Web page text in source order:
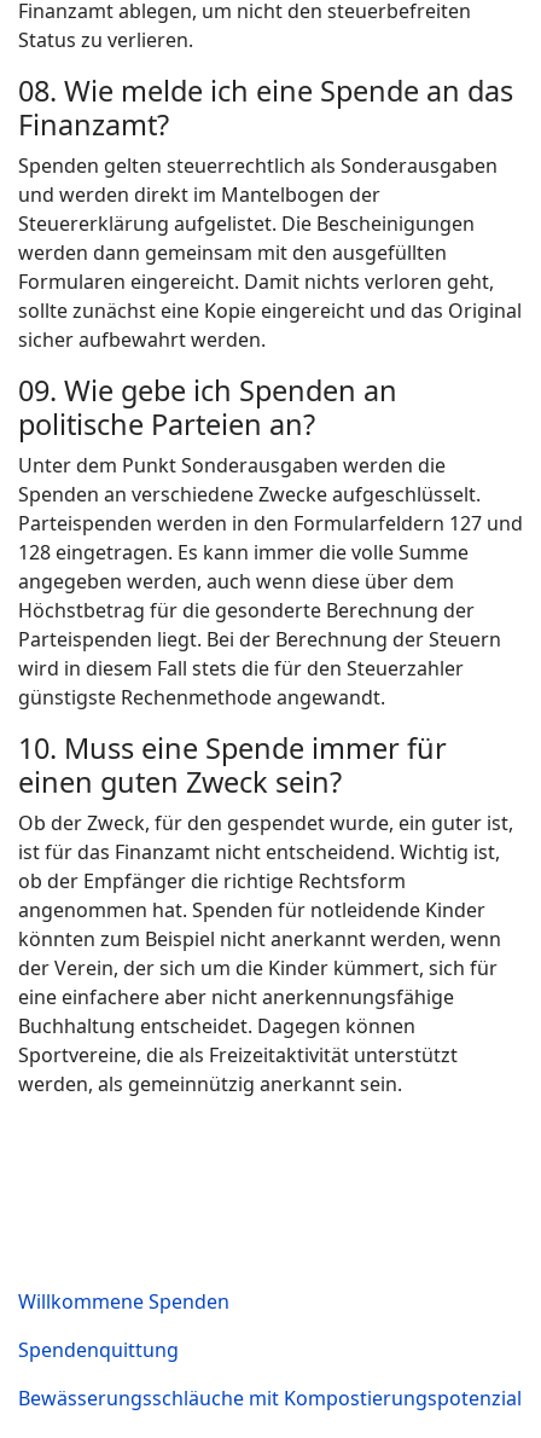
Finanzamt ablegen, um nicht den steuerbefreiten
Status zu verlieren.
08. Wie melde ich eine Spende an das
Finanzamt?
Spenden gelten steuerrechtlich als Sonderausgaben
und werden direkt im Mantelbogen der
Steuererklärung aufgelistet. Die Bescheinigungen
werden dann gemeinsam mit den ausgefüllten
Formularen eingereicht. Damit nichts verloren geht,
sollte zunächst eine Kopie eingereicht und das Original
sicher aufbewahrt werden.
09. Wie gebe ich Spenden an
politische Parteien an?
Unter dem Punkt Sonderausgaben werden die
Spenden an verschiedene Zwecke aufgeschlüsselt.
Parteispenden werden in den Formularfeldern 127 und
128 eingetragen. Es kann immer die volle Summe
angegeben werden, auch wenn diese über dem
Höchstbetrag für die gesonderte Berechnung der
Parteispenden liegt. Bei der Berechnung der Steuern
wird in diesem Fall stets die für den Steuerzahler
günstigste Rechenmethode angewandt.
10. Muss eine Spende immer für
einen guten Zweck sein?
Ob der Zweck, für den gespendet wurde, ein guter ist,
ist für das Finanzamt nicht entscheidend. Wichtig ist,
ob der Empfänger die richtige Rechtsform
angenommen hat. Spenden für notleidende Kinder
könnten zum Beispiel nicht anerkannt werden, wenn
der Verein, der sich um die Kinder kümmert, sich für
eine einfachere aber nicht anerkennungsfähige
Buchhaltung entscheidet. Dagegen können
Sportvereine, die als Freizeitaktivität unterstützt
werden, als gemeinnützig anerkannt sein.
Willkommene Spenden
Spendenquittung
Bewässerungsschläuche mit Kompostierungspotenzial